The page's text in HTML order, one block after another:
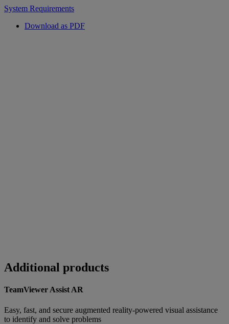
System Requirements
Download as PDF
Additional products
TeamViewer Assist AR
Easy, fast, and secure augmented reality-powered visual assistance
to identify and solve problems